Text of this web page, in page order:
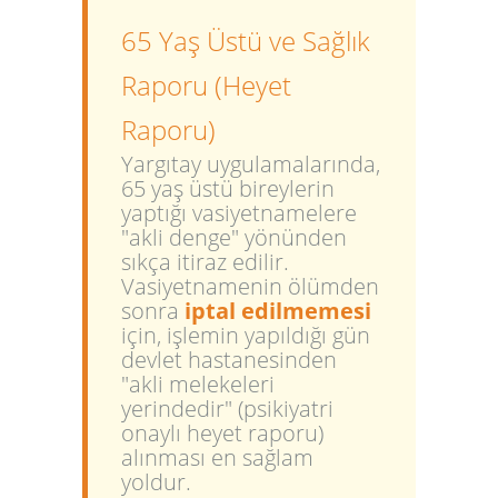
65 Yaş Üstü ve Sağlık
Raporu (Heyet
Raporu)
Yargıtay uygulamalarında,
65 yaş üstü bireylerin
yaptığı vasiyetnamelere
"akli denge" yönünden
sıkça itiraz edilir.
Vasiyetnamenin ölümden
sonra iptal edilmemesi
için, işlemin yapıldığı gün
devlet hastanesinden
"akli melekeleri
yerindedir" (psikiyatri
onaylı heyet raporu)
alınması en sağlam
yoldur.